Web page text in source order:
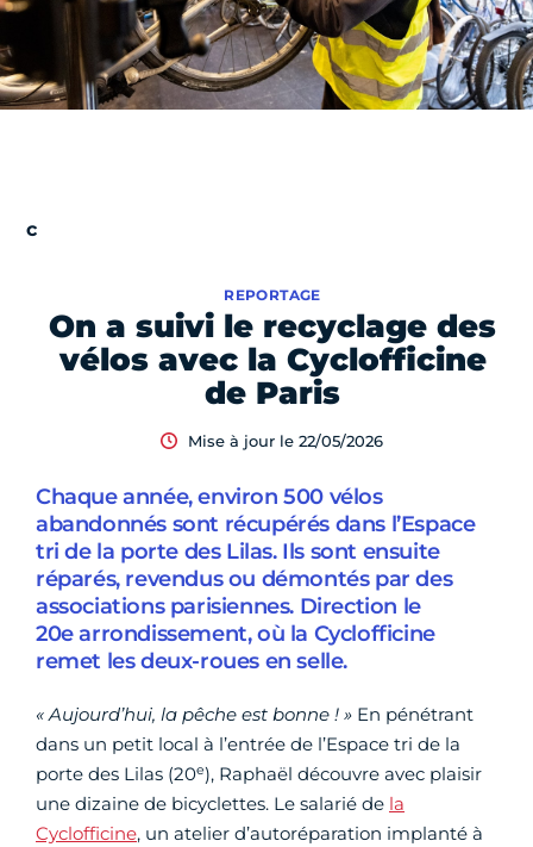
On a suivi le recyclage des
vélos avec la Cyclofficine
de Paris
REPORTAGE
Mise à jour le 22/05/2026
Chaque année, environ 500 vélos
abandonnés sont récupérés dans l’Espace
tri de la porte des Lilas. Ils sont ensuite
réparés, revendus ou démontés par des
associations parisiennes. Direction le
20e arrondissement, où la Cyclofficine
remet les deux-roues en selle.
« Aujourd’hui, la pêche est bonne ! » En pénétrant
dans un petit local à l’entrée de l’Espace tri de la
porte des Lilas (20e), Raphaël découvre avec plaisir
une dizaine de bicyclettes. Le salarié de la
Cyclofficine, un atelier d’autoréparation implanté à